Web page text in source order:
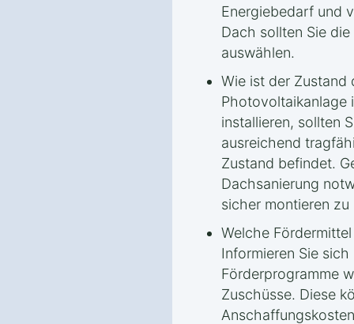
Energiebedarf und
Dach sollten Sie
auswählen.
Wie ist der Zustand
Photovoltaikanlage
installieren, sollten
ausreichend
Zustand befindet.
Dachsanierung
sicher montieren zu
Welche
Informieren Sie
Förderprogramme
Zuschüsse. Diese